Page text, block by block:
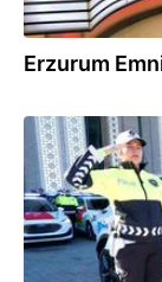
Erzurum
27.10.2024